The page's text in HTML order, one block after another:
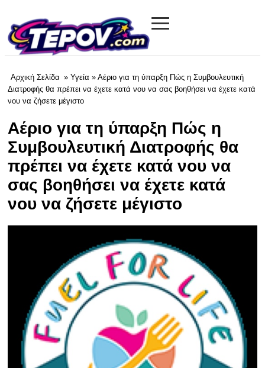
tevov.com
≡
Αρχική Σελίδα » Υγεία » Αέριο για τη ύπαρξη Πώς η Συμβουλευτική
Διατροφής θα πρέπει να έχετε κατά νου να σας βοηθήσει να έχετε κατά
νου να ζήσετε μέγιστο
Αέριο για τη ύπαρξη Πώς η
Συμβουλευτική Διατροφής θα
πρέπει να έχετε κατά νου να
σας βοηθήσει να έχετε κατά
νου να ζήσετε μέγιστο